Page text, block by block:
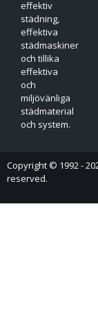
ofta.
Mått: Höjd 200
effektiv
städning,
effektiva
städmaskiner
och tillika
effektiva
och
miljövänliga
städmaterial
och system.
Copyright © 1992 -
reserved.